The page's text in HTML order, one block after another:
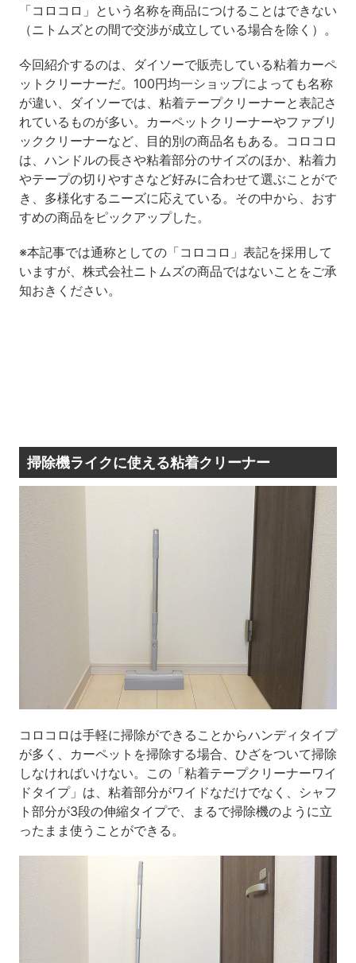
「コロコロ」という名称を商品につけることはできない
（ニトムズとの間で交渉が成立している場合を除く）。
今回紹介するのは、ダイソーで販売している粘着カーペ
ットクリーナーだ。 100円均一ショップによっても名称
が違い、ダイソーでは、粘着テープクリーナーと表記さ
れているものが多い。カーペットクリーナーやファブリ
ッククリーナーなど、目的別の商品名もある。コロコロ
は、ハンドルの長さや粘着部分のサイズのほか、粘着力
やテープの切りやすさなど好みに合わせて選ぶことがで
き、多様化するニーズに応えている。その中から、おす
すめの商品をピックアップした。
※本記事では通称としての「コロコロ」表記を採用して
いますが、株式会社ニトムズの商品ではないことをご承
知おきください。
掃除機ライクに使える粘着クリーナー
コロコロは手軽に掃除ができることからハンディタイプ
が多く、カーペットを掃除する場合、ひざをついて掃除
しなければいけない。この「粘着テープクリーナーワイ
ドタイプ」は、粘着部分がワイドなだけでなく、シャフ
ト部分が3段の伸縮タイプで、まるで掃除機のように立
ったまま使うことができる。